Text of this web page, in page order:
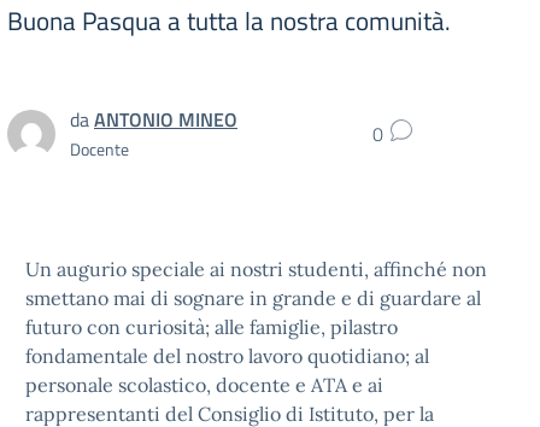
Buona Pasqua a tutta la nostra comunità.
daANTONIO MINEO
Docente 0
Un augurio speciale ai nostri studenti, affinché non
smettano mai di sognare in grande e di guardare al
futuro con curiosità; alle famiglie, pilastro
fondamentale del nostro lavoro quotidiano; al
personale scolastico, docente e ATA e ai
rappresentanti del Consiglio di Istituto, per la